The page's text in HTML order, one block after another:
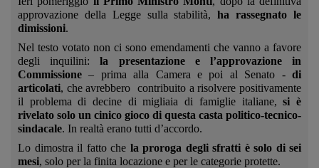
approvazione della Legge sulla stabilità,ha rassegnato le
dimissioni.
Nel testo votato non ci sono emendamenti che vanno a favore
degli inquilini:la presentazione e l’approvazione in
Commissione – prima alla Camera e poi al Senato - di
articolati, che avrebbero contribuito a risolvere positivamente
il problema di decine di migliaia di famiglie italiane,si è
rivelato solo un cinico gioco di questa casta politico-tecnico-
sindacale. In realtà erano tutti d’accordo.
Lo dimostra il fatto che la proroga degli sfratti è solo di sei
mesi, solo per la finita locazione e per le categorie protette.